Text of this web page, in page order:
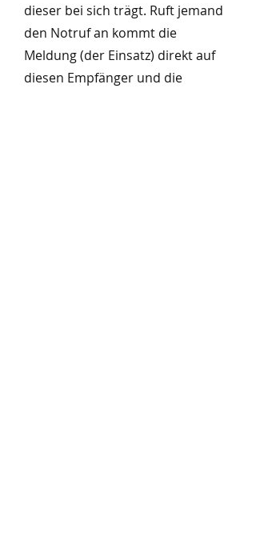
dieser bei sich trägt. Ruft jemand
den Notruf an kommt die
Meldung (der Einsatz) direkt auf
diesen Empfänger und die